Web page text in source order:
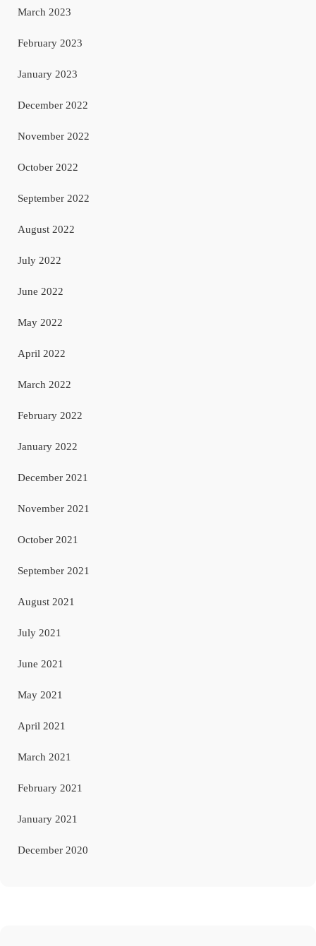
March 2023
February 2023
January 2023
December 2022
November 2022
October 2022
September 2022
August 2022
July 2022
June 2022
May 2022
April 2022
March 2022
February 2022
January 2022
December 2021
November 2021
October 2021
September 2021
August 2021
July 2021
June 2021
May 2021
April 2021
March 2021
February 2021
January 2021
December 2020